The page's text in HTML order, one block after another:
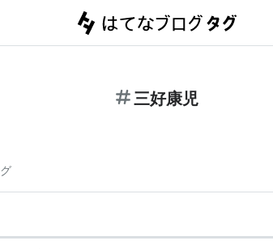
三好康児